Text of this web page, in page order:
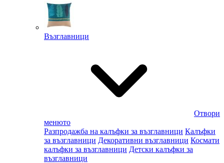
Възглавници
Отвори
менюто
Разпродажба на калъфки за възглавници Калъфки
за възглавници Декоративни възглавници Космати
калъфки за възглавници Детски калъфки за
възглавници